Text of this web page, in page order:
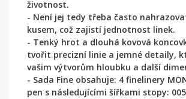
životnost.
- Není jej tedy třeba často
kusem, což zajistí jednotnost linek.
- Tenký hrot a dlouhá kovová
tvořit precizní linie a jemné detaily,
vašim výtvorům hloubku a další
- Sada Fine obsahuje: 4 finelinery
pen s následujícími šířkami stopy: